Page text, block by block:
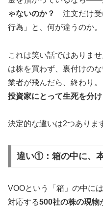
ゃないのか？
注文だけ受
行為」と、何が違うのか。
これは笑い話ではありま
は株を買わず、裏付けの
業者が飛んだら、終わり。
投資家にとって生死を分け
決定的な違いは2つありま
違い①：箱の中に、
VOOという「箱」の中に
対応する500社の株の現物